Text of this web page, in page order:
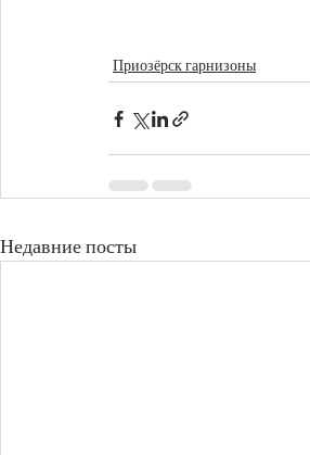
Приозёрск гарнизоны
Недавние посты